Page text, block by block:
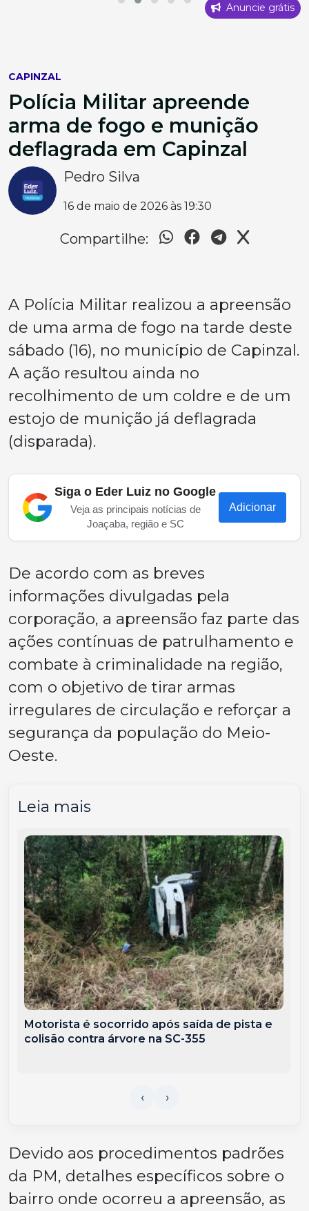
Anuncie grátis
CAPINZAL
Polícia Militar apreende
arma de fogo e munição
deflagrada em Capinzal
Pedro Silva
16 de maio de 2026 às 19:30
Compartilhe:
A Polícia Militar realizou a apreensão
de uma arma de fogo na tarde deste
sábado (16), no município de Capinzal.
A ação resultou ainda no
recolhimento de um coldre e de um
estojo de munição já deflagrada
(disparada).
Siga o Eder Luiz no Google
Veja as principais notícias de
Joaçaba, região e SC
Adicionar
De acordo com as breves
informações divulgadas pela
corporação, a apreensão faz parte das
ações contínuas de patrulhamento e
combate à criminalidade na região,
com o objetivo de tirar armas
irregulares de circulação e reforçar a
segurança da população do Meio-
Oeste.
Leia mais
Motorista é socorrido após saída de pista e
colisão contra árvore na SC-355
Devido aos procedimentos padrões
da PM, detalhes específicos sobre o
bairro onde ocorreu a apreensão, as